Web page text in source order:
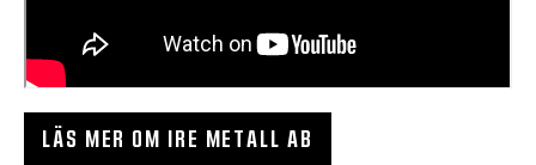
LÄS MER OM IRE METALL AB